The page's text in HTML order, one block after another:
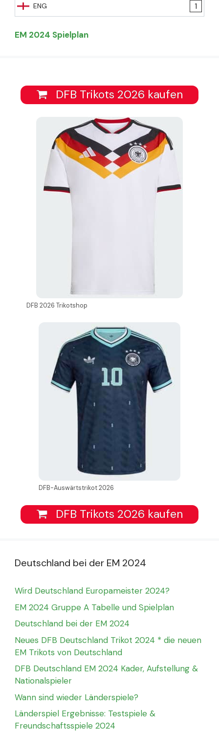
ENG
1
EM 2024 Spielplan
DFB Trikots 2026 kaufen
DFB 2026 Trikotshop
DFB-Auswärtstrikot 2026
DFB Trikots 2026 kaufen
Deutschland bei der EM 2024
Wird Deutschland Europameister 2024?
EM 2024 Gruppe A Tabelle und Spielplan
Deutschland bei der EM 2024
Neues DFB Deutschland Trikot 2024 * die neuen
EM Trikots von Deutschland
DFB Deutschland EM 2024 Kader, Aufstellung &
Nationalspieler
Wann sind wieder Länderspiele?
Länderspiel Ergebnisse: Testspiele &
Freundschaftsspiele 2024